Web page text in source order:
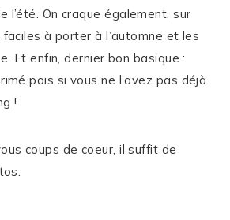
l’été. On craque également, sur
à porter à l’automne et les
Et enfin, dernier bon basique :
pois si vous ne l’avez pas déjà
!
coups de coeur, il suffit de